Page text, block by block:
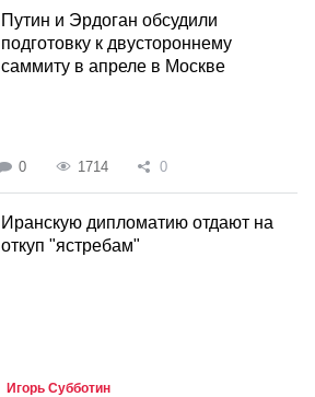
Путин и Эрдоган обсудили
подготовку к двустороннему
саммиту в апреле в Москве
0 1714 0
Иранскую дипломатию отдают на
откуп "ястребам"
Игорь Субботин